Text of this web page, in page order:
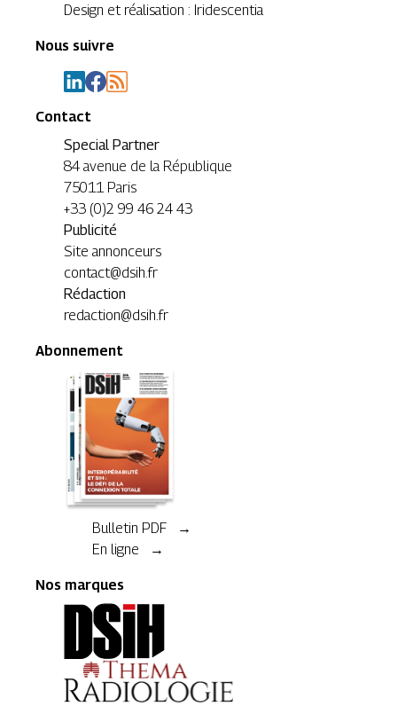
Design et réalisation : Iridescentia
Nous suivre
Contact
Special Partner
84 avenue de la République
75011 Paris
+33 (0)2 99 46 24 43
Publicité
Site annonceurs
contact@dsih.fr
Rédaction
redaction@dsih.fr
Abonnement
Bulletin PDF →
En ligne →
Nos marques